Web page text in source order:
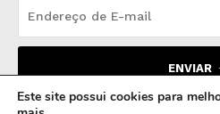
ENVIAR
Este site possui cookies para